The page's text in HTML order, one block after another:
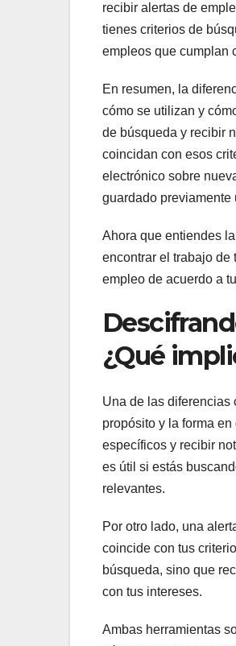
recibir alertas de
tienes criterios de
empleos que cumplan
En resumen, la
cómo se utilizan y
de búsqueda y recibir
coincidan con esos
electrónico sobre
guardado previamente
Ahora que entiendes
encontrar el trabajo de
empleo de acuerdo a
¿Qué
Una de las diferencias
propósito y la forma
específicos y recibir
es útil si estás
relevantes.
Por otro lado, una
coincide con tus
búsqueda, sino que
con tus intereses.
Ambas herramientas